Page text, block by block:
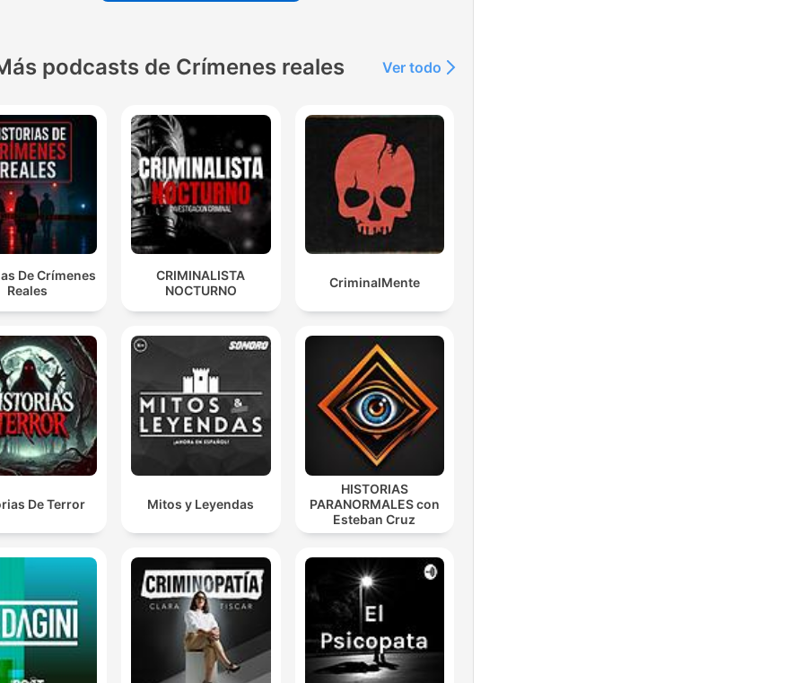
podcasts de Crímenes reales Ver todo
De Crímenes
Reales
CRIMINALISTA
NOCTURNO
CriminalMente
De Terror Mitos y Leyendas
HISTORIAS
PARANORMALES con
Esteban Cruz